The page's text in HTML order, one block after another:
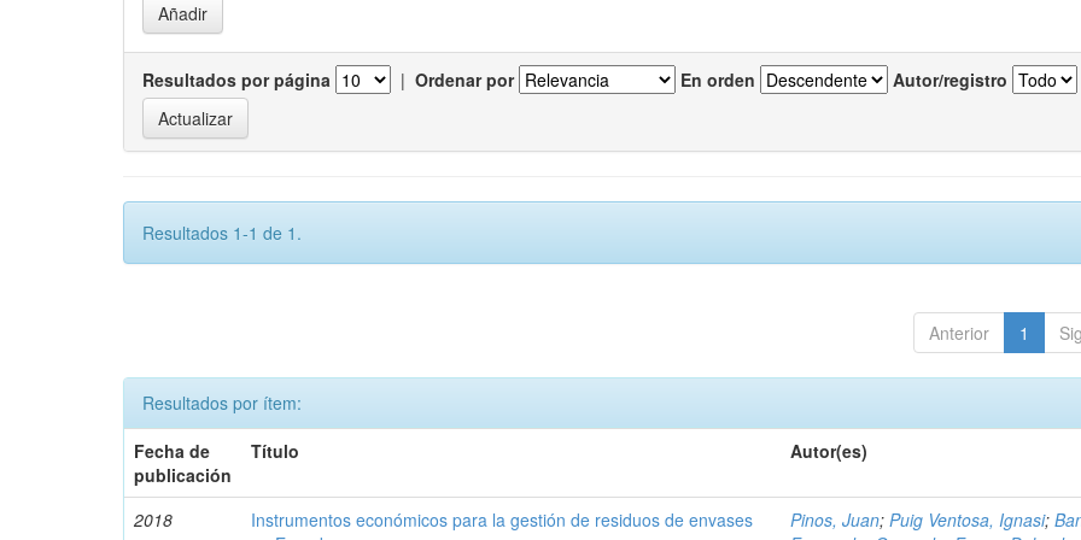
Resultados por página | Ordenar por En orden Autor/registro
Resultados 1-1 de 1.
Anterior 1
Resultados por ítem:
Fecha de
publicación
Título Autor(es)
2018
Instrumentos económicos para la gestión de residuos de envases
Pinos, Juan;Puig Ventosa, Ignasi;